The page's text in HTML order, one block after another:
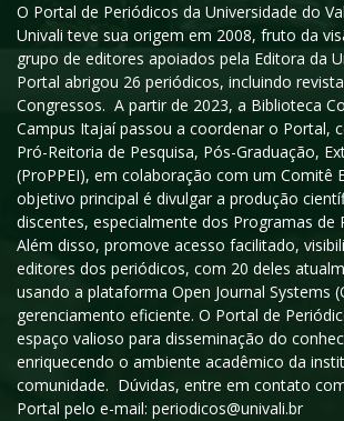
O Portal de Periódicos da Universidade do
Univali teve sua origem em 2008, fruto da
grupo de editores apoiados pela Editora da
Portal abrigou 26 periódicos, incluindo
Congressos. A partir de 2023, a Biblioteca
Campus Itajaí passou a coordenar o Portal,
Pró-Reitoria de Pesquisa, Pós-Graduação,
(ProPPEI), em colaboração com um Comitê
objetivo principal é divulgar a produção
discentes, especialmente dos Programas de
Além disso, promove acesso facilitado,
editores dos periódicos, com 20 deles
usando a plataforma Open Journal Systems
gerenciamento eficiente. O Portal de
espaço valioso para disseminação do
enriquecendo o ambiente acadêmico da
comunidade. Dúvidas, entre em contato
Portal pelo e-mail: periodicos@univali.br